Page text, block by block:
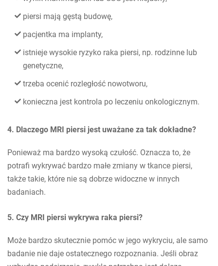
piersi mają gęstą budowę,
pacjentka ma implanty,
istnieje wysokie ryzyko raka piersi, np. rodzinne lub
genetyczne,
trzeba ocenić rozległość nowotworu,
konieczna jest kontrola po leczeniu onkologicznym.
4. Dlaczego MRI piersi jest uważane za tak dokładne?
Ponieważ ma bardzo wysoką czułość. Oznacza to, że
potrafi wykrywać bardzo małe zmiany w tkance piersi,
także takie, które nie są dobrze widoczne w innych
badaniach.
5. Czy MRI piersi wykrywa raka piersi?
Może bardzo skutecznie pomóc w jego wykryciu, ale samo
badanie nie daje ostatecznego rozpoznania. Jeśli obraz